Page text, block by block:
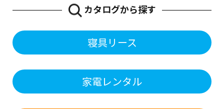
カテゴリ
価格帯
〜
絞り込む
カタログから探す
寝具リース
家電レンタル